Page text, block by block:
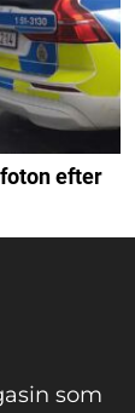
efter
som